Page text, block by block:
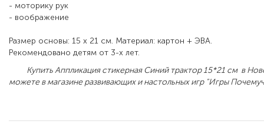
- моторику рук
- воображение
Размер основы: 15 х 21 см. Материал: картон + ЭВА.
Рекомендовано детям от 3-х лет.
Купить Аппликация стикерная Синий трактор 15*21 см в
можете в магазине развивающих и настольных игр "Игры